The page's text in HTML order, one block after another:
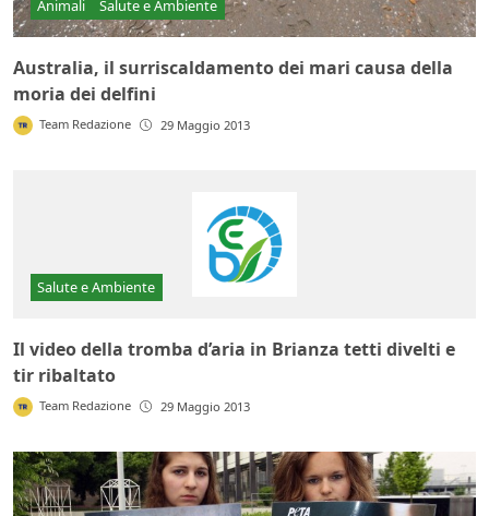
Animali Salute e Ambiente
Australia, il surriscaldamento dei mari causa della
moria dei delfini
Team Redazione 29 Maggio 2013
Salute e Ambiente
Il video della tromba d’aria in Brianza tetti divelti e
tir ribaltato
Team Redazione 29 Maggio 2013